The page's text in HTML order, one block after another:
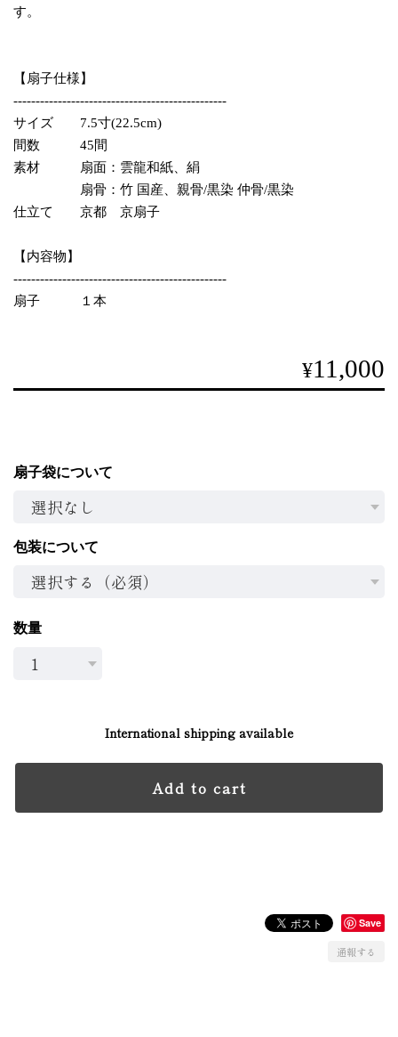
す。
【扇子仕様】
------------------------------------------------
サイズ 7.5寸(22.5cm)
間数 45間
素材 扇面：雲龍和紙、絹
扇骨：竹 国産、親骨/黒染 仲骨/黒染
仕立て 京都 京扇子
【内容物】
------------------------------------------------
扇子 １本
¥11,000
扇子袋について
包装について
数量
International shipping available
Add to cart
Save
通報する